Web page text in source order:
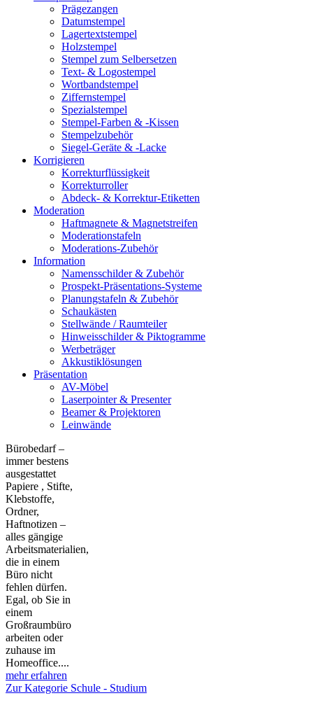
Prägezangen
Datumstempel
Lagertextstempel
Holzstempel
Stempel zum Selbersetzen
Text- & Logostempel
Wortbandstempel
Ziffernstempel
Spezialstempel
Stempel-Farben & -Kissen
Stempelzubehör
Siegel-Geräte & -Lacke
Korrigieren
Korrekturflüssigkeit
Korrekturroller
Abdeck- & Korrektur-Etiketten
Moderation
Haftmagnete & Magnetstreifen
Moderationstafeln
Moderations-Zubehör
Information
Namensschilder & Zubehör
Prospekt-Präsentations-Systeme
Planungstafeln & Zubehör
Schaukästen
Stellwände / Raumteiler
Hinweisschilder & Piktogramme
Werbeträger
Akkustiklösungen
Präsentation
AV-Möbel
Laserpointer & Presenter
Beamer & Projektoren
Leinwände
Bürobedarf –
immer bestens
ausgestattet
Papiere , Stifte,
Klebstoffe,
Ordner,
Haftnotizen –
alles gängige
Arbeitsmaterialien,
die in einem
Büro nicht
fehlen dürfen.
Egal, ob Sie in
einem
Großraumbüro
arbeiten oder
zuhause im
Homeoffice....
mehr erfahren
Zur Kategorie Schule - Studium